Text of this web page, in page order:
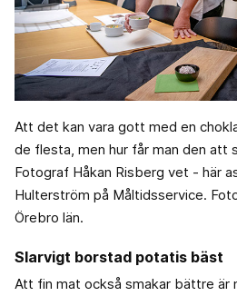
Att det kan vara gott med en
de flesta, men hur får man den att
Fotograf Håkan Risberg vet - här
Hulterström på Måltidsservice.
Örebro län.
Slarvigt borstad potatis bäst
Att fin mat också smakar bättre är